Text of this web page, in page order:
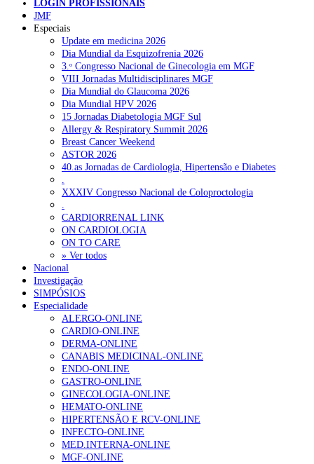
Mónica Abreu Silva
[/et_pb_text][/et_pb_column][/et_pb_row][/et_pb_section]
NOTÍCIAS RECENTES
Portugal está a formar os médicos de que precisa?
Estudantes de Medicina representados na 79.ª World Health
Assembly 6 de Agosto, 2026
SCORA X-Change Portugal promove formação internacional
em saúde sexual e reprodutiva
ANEM reúne com coordenador do Pacto Estratégico para a
Saúde 6 de Agosto, 2026
Sindicato diz que nova carreira de médicos dentistas reforça
estabilidade no SNS
NOTÍCIAS MAIS LIDAS
Enfermagem Forense. “Da urgência ao tribunal, cada
gesto conta e cada profissional faz a diferença”
202 visualizações
Alguns milhares de utentes podem ficar sem médico de
família com nova regras do registo, alerta associação
175 visualizações
LOGIN PROFISSIONAIS
JMF
Especiais
Update em medicina 2026
Dia Mundial da Esquizofrenia 2026
3.ᵒ Congresso Nacional de Ginecologia em MGF
VIII Jornadas Multidisciplinares MGF
Dia Mundial do Glaucoma 2026
Dia Mundial HPV 2026
15 Jornadas Diabetologia MGF Sul
Allergy & Respiratory Summit 2026
Breast Cancer Weekend
ASTOR 2026
40.as Jornadas de Cardiologia, Hipertensão e Diabetes
.
XXXIV Congresso Nacional de Coloproctologia
.
CARDIORRENAL LINK
ON CARDIOLOGIA
ON TO CARE
» Ver todos
Nacional
Investigação
SIMPÓSIOS
Especialidade
ALERGO-ONLINE
CARDIO-ONLINE
DERMA-ONLINE
CANABIS MEDICINAL-ONLINE
ENDO-ONLINE
GASTRO-ONLINE
GINECOLOGIA-ONLINE
HEMATO-ONLINE
HIPERTENSÃO E RCV-ONLINE
INFECTO-ONLINE
MED.INTERNA-ONLINE
MGF-ONLINE